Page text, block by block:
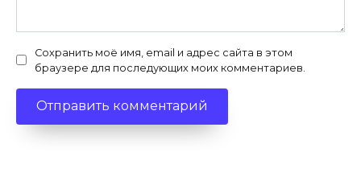
Сохранить моё имя, email и адрес сайта в этом
браузере для последующих моих комментариев.